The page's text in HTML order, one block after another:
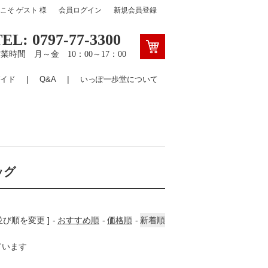
そ ゲスト 様 会員ログイン 新規会員登録
0797-77-3300
時間 月～金 10：00～17：00
ド Q&A いっぽ一歩堂について
グ
び順を変更 ] おすすめ順 価格順 新着順
ます